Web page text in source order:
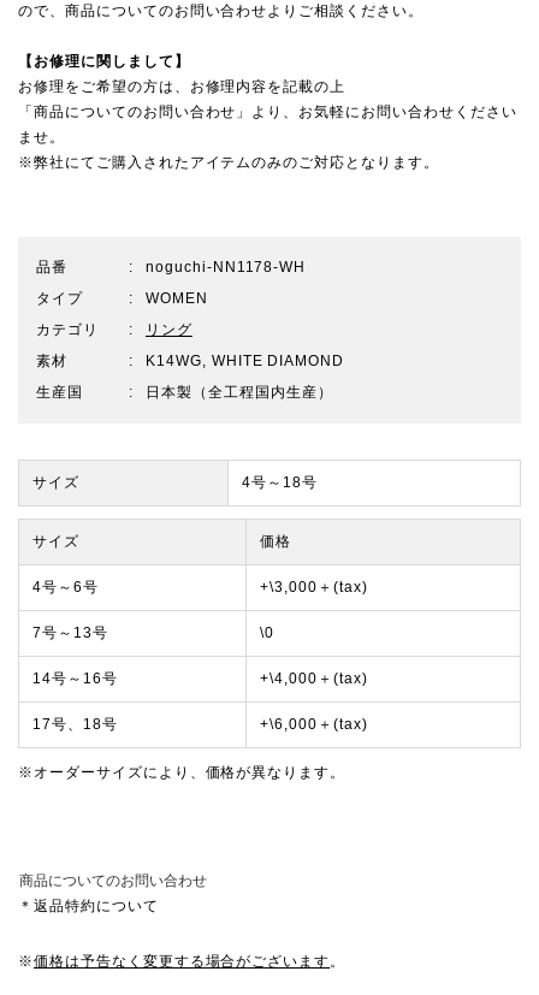
ので、 商品についてのお問い合わせ よりご相談ください。
【お修理に関しまして】
お修理をご希望の方は、お修理内容を記載の上
「商品についてのお問い合わせ」より、お気軽にお問い合わせください
ませ。
※弊社にてご購入されたアイテムのみのご対応となります。
品番
noguchi-NN1178-WH
タイプ
WOMEN
カテゴリ
リング
素材
K14WG, WHITE DIAMOND
生産国
日本製（全工程国内生産）
サイズ 4号～18号
サイズ 価格
4号～6号 +\3,000＋(tax)
7号～13号 \0
14号～16号 +\4,000＋(tax)
17号、18号 +\6,000＋(tax)
※オーダーサイズにより、価格が異なります。
商品についてのお問い合わせ
＊返品特約について
※価格は予告なく変更する場合がございます 。